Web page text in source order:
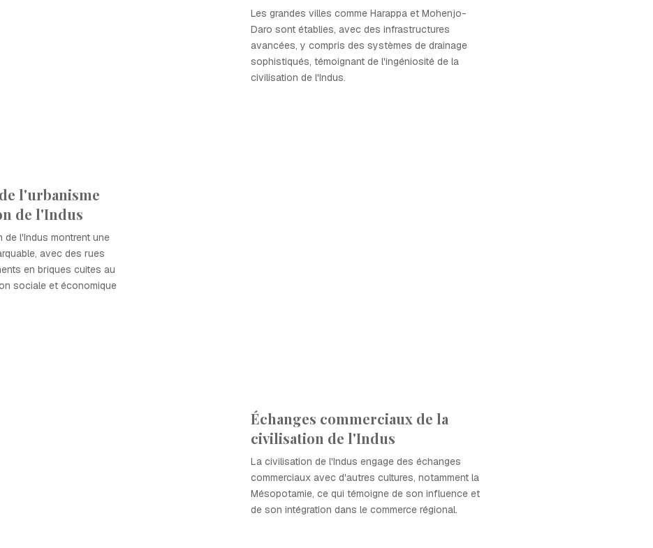
Les grandes villes comme Harappa et Mohenjo-
Daro sont établies, avec des infrastructures
avancées, y compris des systèmes de drainage
sophistiqués, témoignant de l'ingéniosité de la
civilisation de l'Indus.
l'urbanisme
de l'Indus
l'Indus montrent une
avec des rues
en briques cuites au
sociale et économique
Échanges commerciaux de la
civilisation de l'Indus
La civilisation de l'Indus engage des échanges
commerciaux avec d'autres cultures, notamment la
Mésopotamie, ce qui témoigne de son influence et
de son intégration dans le commerce régional.